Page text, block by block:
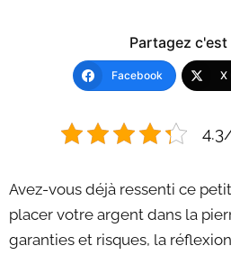
Partagez c'est
Facebook X
Avez-vous déjà ressenti ce
placer votre argent dans la
garanties et risques, la